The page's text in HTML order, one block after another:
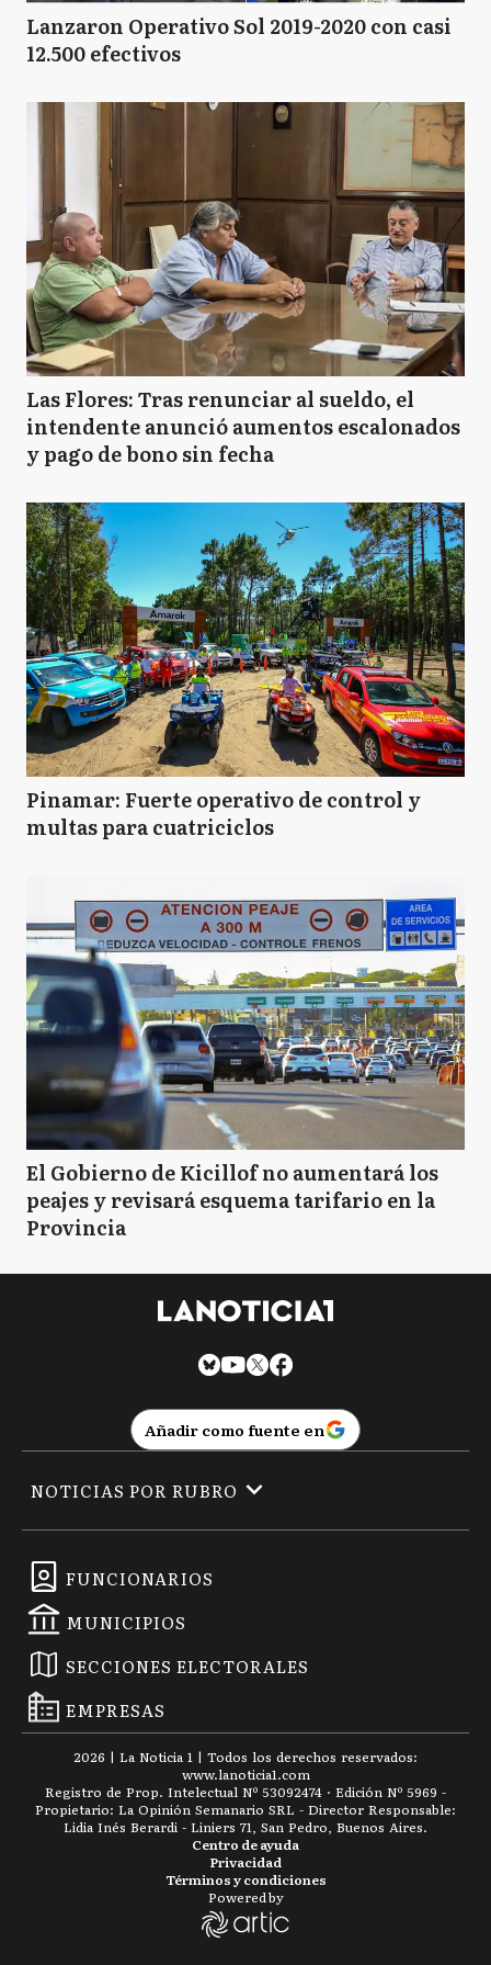
Lanzaron Operativo Sol 2019-2020 con casi
12.500 efectivos
Las Flores: Tras renunciar al sueldo, el
intendente anunció aumentos escalonados
y pago de bono sin fecha
Pinamar: Fuerte operativo de control y
multas para cuatriciclos
El Gobierno de Kicillof no aumentará los
peajes y revisará esquema tarifario en la
Provincia
Añadir como fuente en
FUNCIONARIOS
MUNICIPIOS
SECCIONES ELECTORALES
EMPRESAS
NOTICIAS POR RUBRO
2026 | La Noticia 1 | Todos los derechos reservados:
www.lanoticia1.com
Registro de Prop. Intelectual Nº 53092474 · Edición Nº 5969 -
Propietario: La Opinión Semanario SRL - Director Responsable:
Lidia Inés Berardi - Liniers 71, San Pedro, Buenos Aires.
Términos y condiciones
Privacidad
Centro de ayuda
Powered by